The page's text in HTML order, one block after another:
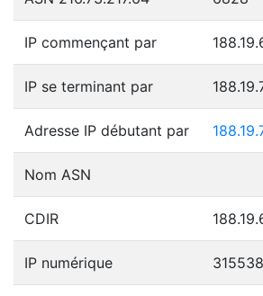
IP commençant par
IP se terminant par
Adresse IP débutant par
Nom ASN
CDIR
IP numérique